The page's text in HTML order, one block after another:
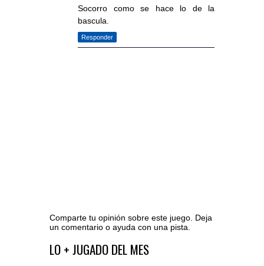
Socorro como se hace lo de la
bascula.
Responder
Comparte tu opinión sobre este juego. Deja
un comentario o ayuda con una pista.
Ir al editor de comentarios
LO + JUGADO DEL MES